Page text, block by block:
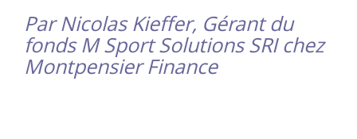
Par Nicolas Kieffer, Gérant du
fonds M Sport Solutions SRI chez
Montpensier Finance